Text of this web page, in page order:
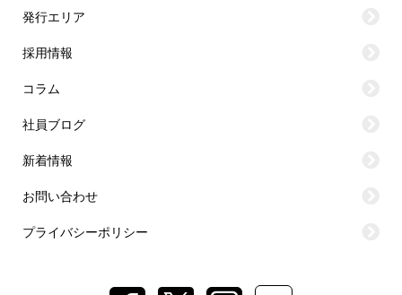
発行エリア
採用情報
コラム
社員ブログ
新着情報
お問い合わせ
プライバシーポリシー